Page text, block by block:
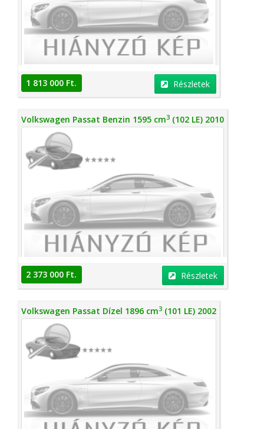
1 813 000 Ft. Részletek
Volkswagen Passat Benzin 1595 cm3 (102 LE) 2010
2 373 000 Ft. Részletek
Volkswagen Passat Dízel 1896 cm3 (101 LE) 2002